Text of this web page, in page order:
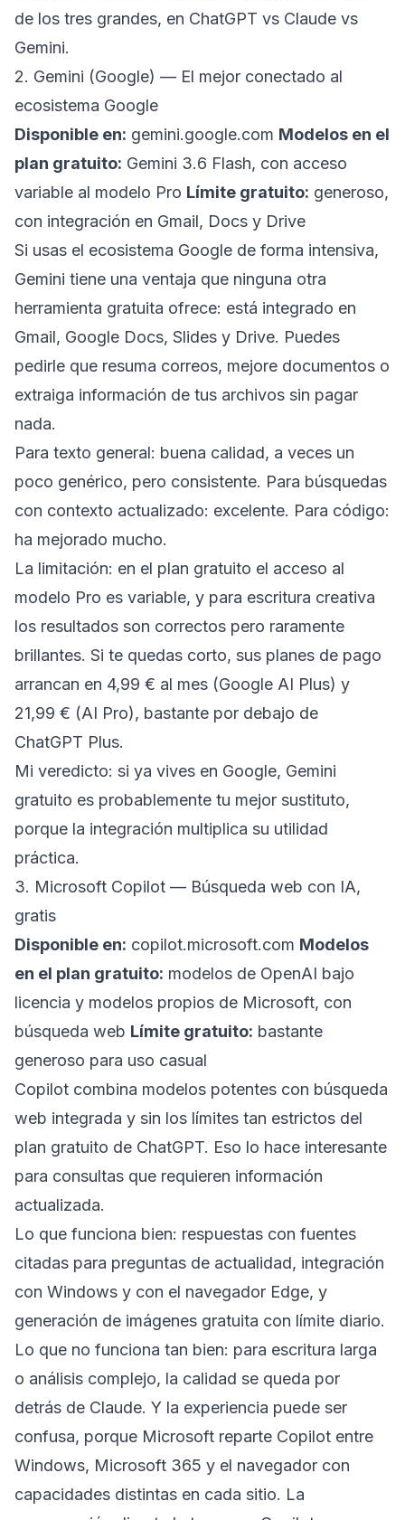
de los tres grandes, en ChatGPT vs Claude vs
Gemini.
2. Gemini (Google) — El mejor conectado al
ecosistema Google
Disponible en: gemini.google.com Modelos en el
plan gratuito: Gemini 3.6 Flash, con acceso
variable al modelo Pro Límite gratuito: generoso,
con integración en Gmail, Docs y Drive
Si usas el ecosistema Google de forma intensiva,
Gemini tiene una ventaja que ninguna otra
herramienta gratuita ofrece: está integrado en
Gmail, Google Docs, Slides y Drive. Puedes
pedirle que resuma correos, mejore documentos o
extraiga información de tus archivos sin pagar
nada.
Para texto general: buena calidad, a veces un
poco genérico, pero consistente. Para búsquedas
con contexto actualizado: excelente. Para código:
ha mejorado mucho.
La limitación: en el plan gratuito el acceso al
modelo Pro es variable, y para escritura creativa
los resultados son correctos pero raramente
brillantes. Si te quedas corto, sus planes de pago
arrancan en 4,99 € al mes (Google AI Plus) y
21,99 € (AI Pro), bastante por debajo de
ChatGPT Plus.
Mi veredicto: si ya vives en Google, Gemini
gratuito es probablemente tu mejor sustituto,
porque la integración multiplica su utilidad
práctica.
3. Microsoft Copilot — Búsqueda web con IA,
gratis
Disponible en: copilot.microsoft.com Modelos
en el plan gratuito: modelos de OpenAI bajo
licencia y modelos propios de Microsoft, con
búsqueda web Límite gratuito: bastante
generoso para uso casual
Copilot combina modelos potentes con búsqueda
web integrada y sin los límites tan estrictos del
plan gratuito de ChatGPT. Eso lo hace interesante
para consultas que requieren información
actualizada.
Lo que funciona bien: respuestas con fuentes
citadas para preguntas de actualidad, integración
con Windows y con el navegador Edge, y
generación de imágenes gratuita con límite diario.
Lo que no funciona tan bien: para escritura larga
o análisis complejo, la calidad se queda por
detrás de Claude. Y la experiencia puede ser
confusa, porque Microsoft reparte Copilot entre
Windows, Microsoft 365 y el navegador con
capacidades distintas en cada sitio. La